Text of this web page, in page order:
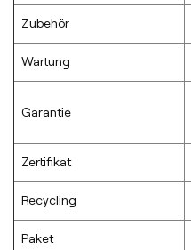
Zubehör
Wartung
Garantie
Zertifikat
Recycling
Paket